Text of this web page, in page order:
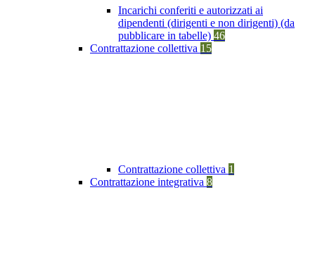
Incarichi conferiti e autorizzati ai
dipendenti (dirigenti e non dirigenti) (da
pubblicare in tabelle) 46
Contrattazione collettiva 15
Contrattazione collettiva 1
Contrattazione integrativa 8